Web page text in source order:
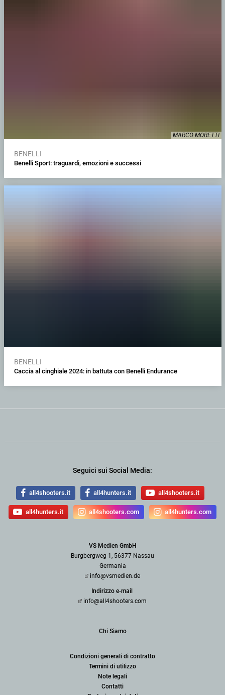
MARCO MORETTI
BENELLI
Benelli Sport: traguardi, emozioni e successi
BENELLI
Caccia al cinghiale 2024: in battuta con Benelli Endurance
Seguici sui Social Media:
all4shooters.it all4hunters.it all4shooters.it
all4hunters.it all4shooters.com all4hunters.com
VS Medien GmbH
Burgbergweg 1, 56377 Nassau
Germania
info@vsmedien.de
Indirizzo e-mail
info@all4shooters.com
Chi Siamo
Condizioni generali di contratto
Termini di utilizzo
Note legali
Contatti